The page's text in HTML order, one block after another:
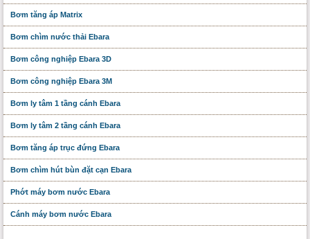
Bơm tăng áp Matrix
Bơm chìm nước thải Ebara
Bơm công nghiệp Ebara 3D
Bơm công nghiệp Ebara 3M
Bơm ly tâm 1 tầng cánh Ebara
Bơm ly tâm 2 tầng cánh Ebara
Bơm tăng áp trục đứng Ebara
Bơm chìm hút bùn đặt cạn Ebara
Phớt máy bơm nước Ebara
Cánh máy bơm nước Ebara